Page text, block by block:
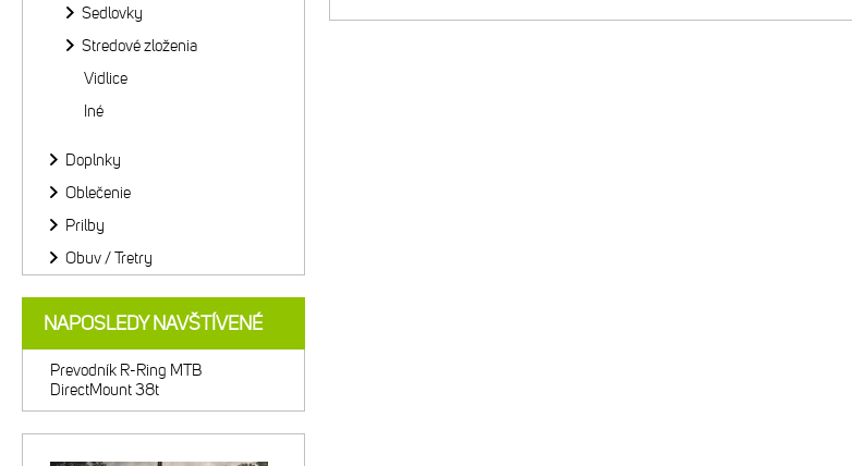
Sedlovky
Stredové zloženia
Vidlice
Iné
Doplnky
Oblečenie
Prilby
Obuv / Tretry
NAPOSLEDY NAVŠTÍVENÉ
Prevodník R-Ring MTB
DirectMount 38t